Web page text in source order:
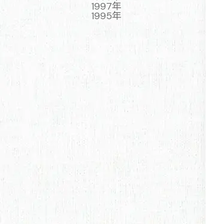
1997年
1995年